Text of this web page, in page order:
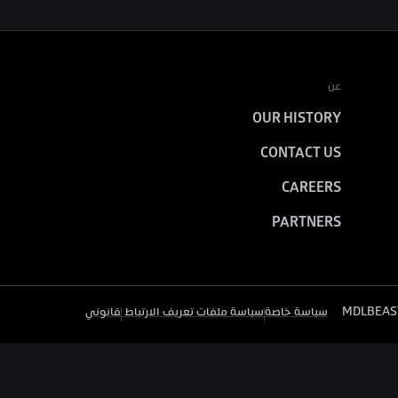
عن
OUR HISTORY
CONTACT US
CAREERS
PARTNERS
سياسة خاصةسياسة ملفات تعريف الارتباط قانوني